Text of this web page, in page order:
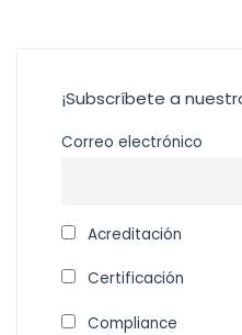
¡Subscríbete a
Correo electrónico
Acreditación
Certificación
Compliance